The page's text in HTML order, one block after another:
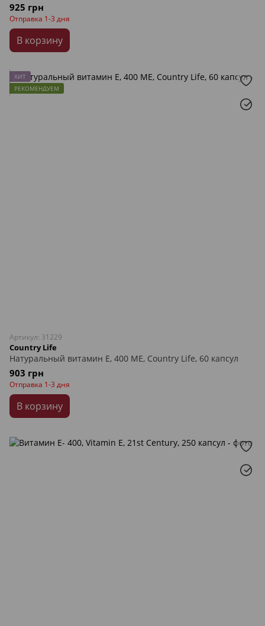
925 грн
Отправка 1-3 дня
В корзину
ХИТ
РЕКОМЕНДУЕМ
Артикул: 31229
Country Life
Натуральный витамин Е, 400 МЕ, Country Life, 60 капсул
903 грн
Отправка 1-3 дня
В корзину